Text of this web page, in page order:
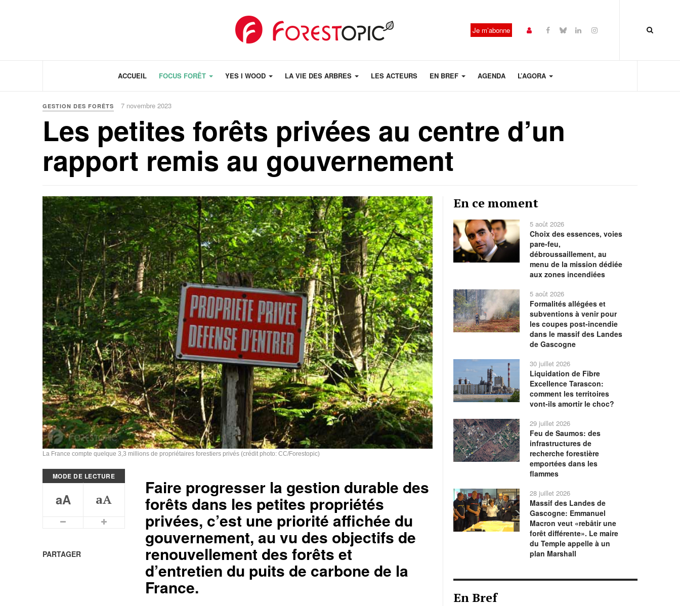
Je m’abonne
ACCUEIL FOCUS FORÊT YES I WOOD LA VIE DES ARBRES LES ACTEURS EN BREF AGENDA L’AGORA
GESTION DES FORÊTS 7 novembre 2023
Les petites forêts privées au centre d’un
rapport remis au gouvernement
La France compte quelque 3,3 millions de propriétaires forestiers privés (crédit photo: CC/Forestopic)
MODE DE LECTURE
aA aA
Plus petits caractèresPlus grands caractères
PARTAGER
Faire progresser la gestion durable des
forêts dans les petites propriétés
privées, c’est une priorité affichée du
gouvernement, au vu des objectifs de
renouvellement des forêts et
d’entretien du puits de carbone de la
France.
En ce moment
5 août 2026
Choix des essences, voies
pare-feu,
débroussaillement, au
menu de la mission dédiée
aux zones incendiées
5 août 2026
Formalités allégées et
subventions à venir pour
les coupes post-incendie
dans le massif des Landes
de Gascogne
30 juillet 2026
Liquidation de Fibre
Excellence Tarascon:
comment les territoires
vont-ils amortir le choc?
29 juillet 2026
Feu de Saumos: des
infrastructures de
recherche forestière
emportées dans les
flammes
28 juillet 2026
Massif des Landes de
Gascogne: Emmanuel
Macron veut «rebâtir une
forêt différente». Le maire
du Temple appelle à un
plan Marshall
En Bref
précédenteprécédent